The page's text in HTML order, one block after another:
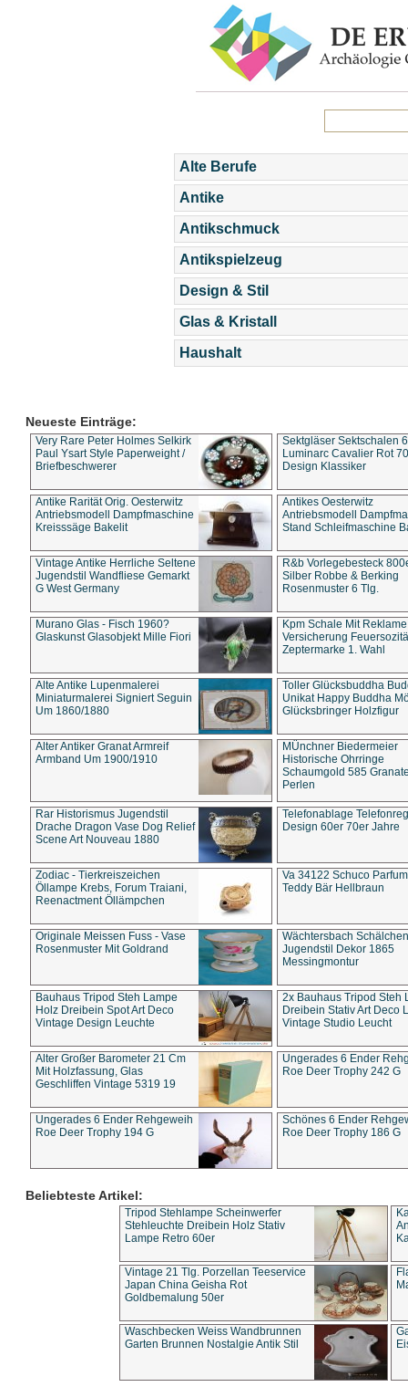
Alte Berufe
Antike
Antikschmuck
Antikspielzeug
Design & Stil
Glas & Kristall
Haushalt
Neueste Einträge:
Very Rare Peter Holmes Selkirk
Paul Ysart Style Paperweight /
Briefbeschwerer
Sektgläser Sektschalen
Luminarc Cavalier Rot
Design Klassiker
Antike Rarität Orig. Oesterwitz
Antriebsmodell Dampfmaschine
Kreisssäge Bakelit
Antikes Oesterwitz
Antriebsmodell
Stand Schleifmaschine
Vintage Antike Herrliche Seltene
Jugendstil Wandfliese Gemarkt
G West Germany
R&b Vorlegebesteck
Silber Robbe & Berking
Rosenmuster 6 Tlg.
Murano Glas - Fisch 1960?
Glaskunst Glasobjekt Mille Fiori
Kpm Schale Mit Reklame
Versicherung
Zeptermarke 1. Wahl
Alte Antike Lupenmalerei
Miniaturmalerei Signiert Seguin
Um 1860/1880
Toller Glücksbuddha
Unikat Happy Buddha
Glücksbringer Holzfigur
Alter Antiker Granat Armreif
Armband Um 1900/1910
MÜnchner Biedermeier
Historische Ohrringe
Schaumgold 585
Perlen
Rar Historismus Jugendstil
Drache Dragon Vase Dog Relief
Scene Art Nouveau 1880
Telefonablage
Design 60er 70er Jahre
Zodiac - Tierkreiszeichen
Öllampe Krebs, Forum Traiani,
Reenactment Öllämpchen
Va 34122 Schuco
Teddy Bär Hellbraun
Originale Meissen Fuss - Vase
Rosenmuster Mit Goldrand
Wächtersbach Schälchen
Jugendstil Dekor 1865
Messingmontur
Bauhaus Tripod Steh Lampe
Holz Dreibein Spot Art Deco
Vintage Design Leuchte
2x Bauhaus Tripod Steh
Dreibein Stativ Art Deco
Vintage Studio Leucht
Alter Großer Barometer 21 Cm
Mit Holzfassung, Glas
Geschliffen Vintage 5319 19
Ungerades 6 Ender
Roe Deer Trophy 242 G
Ungerades 6 Ender Rehgeweih
Roe Deer Trophy 194 G
Schönes 6 Ender
Roe Deer Trophy 186 G
Beliebteste Artikel:
Tripod Stehlampe Scheinwerfer
Stehleuchte Dreibein Holz Stativ
Lampe Retro 60er
Vintage 21 Tlg. Porzellan Teeservice
Japan China Geisha Rot
Goldbemalung 50er
Waschbecken Weiss Wandbrunnen
Garten Brunnen Nostalgie Antik Stil